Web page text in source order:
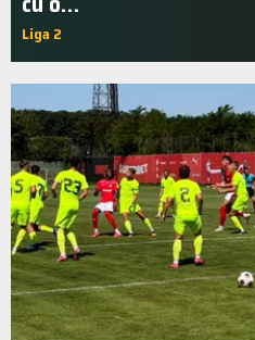
Liga 2